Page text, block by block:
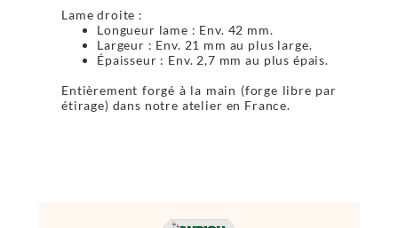
Lame droite :
Longueur lame : Env. 42 mm.
Largeur : Env. 21 mm au plus large.
Épaisseur : Env. 2,7 mm au plus épais.
Entièrement forgé à la main (forge libre par
étirage) dans notre atelier en France.